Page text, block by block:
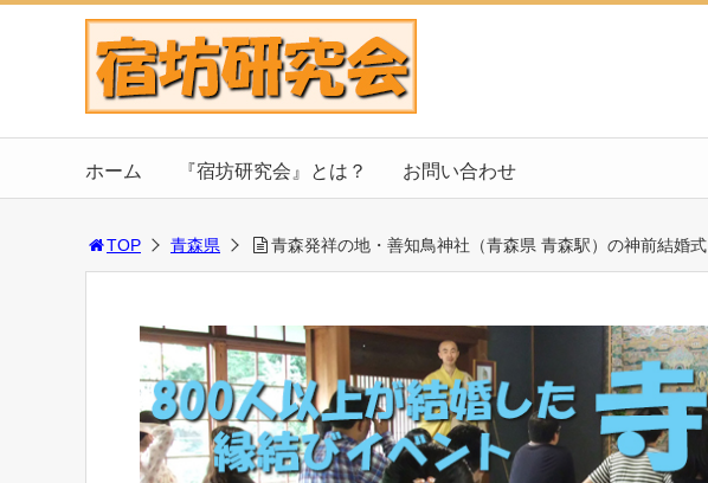
ホーム 『宿坊研究会』とは？ お問い合わせ
TOP 青森県 青森発祥の地・善知鳥神社（青森県 青森駅）の神前結婚式